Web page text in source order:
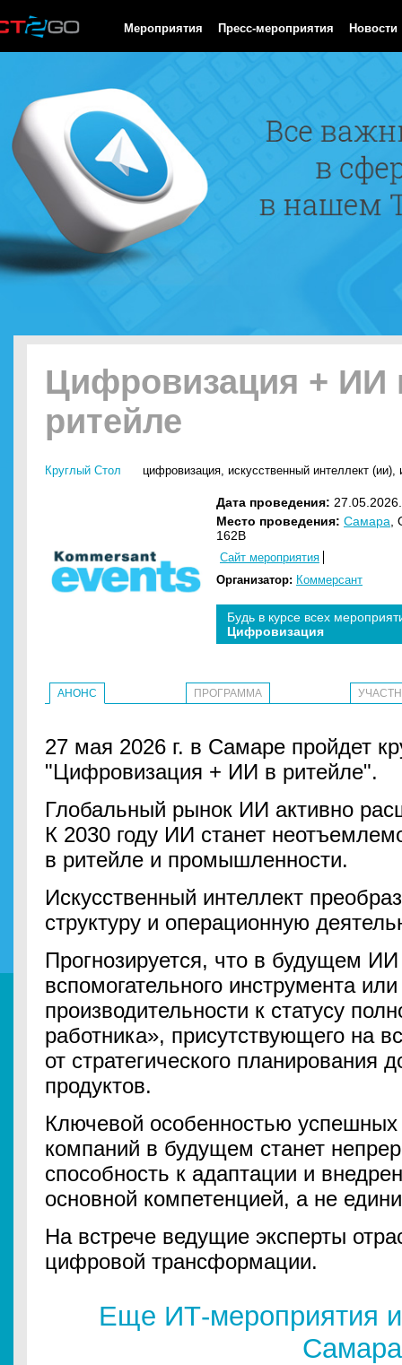
Мероприятия Пресс-мероприятия Новости
Цифровизация + ИИ
ритейле
Круглый Стол цифровизация, искусственный интеллект (ии),
Дата проведения:
Место проведения: Самара
162В
Сайт мероприятия
Организатор: Коммерсант
Будь в курсе всех
Цифровизация
АНОНС ПРОГРАММА
27 мая 2026 г. в Самаре пройдет
"Цифровизация + ИИ в ритейле".
Глобальный рынок ИИ активно
К 2030 году ИИ станет
в ритейле и промышленности.
Искусственный интеллект
структуру и операционную
Прогнозируется, что в будущем
вспомогательного инструмента
производительности к статусу
работника», присутствующего на
от стратегического планирования
продуктов.
Ключевой особенностью успешных
компаний в будущем станет
способность к адаптации и
основной компетенцией, а не
На встрече ведущие эксперты
цифровой трансформации.
Еще ИТ-мероприятия
Самара